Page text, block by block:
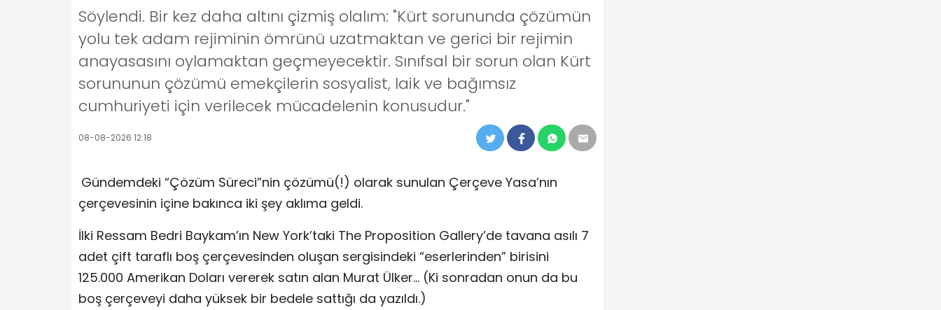
Söylendi. Bir kez daha altını çizmiş olalım: "Kürt sorununda çözümün
yolu tek adam rejiminin ömrünü uzatmaktan ve gerici bir rejimin
anayasasını oylamaktan geçmeyecektir. Sınıfsal bir sorun olan Kürt
sorununun çözümü emekçilerin sosyalist, laik ve bağımsız
cumhuriyeti için verilecek mücadelenin konusudur."
08-08-2026 12:18
Gündemdeki “Çözüm Süreci”nin çözümü(!) olarak sunulan Çerçeve Yasa’nın
çerçevesinin içine bakınca iki şey aklıma geldi.
İlki Ressam Bedri Baykam’ın New York’taki The Proposition Gallery’de tavana asılı 7
adet çift taraflı boş çerçevesinden oluşan sergisindeki “eserlerinden” birisini
125.000 Amerikan Doları vererek satın alan Murat Ülker… (Ki sonradan onun da bu
boş çerçeveyi daha yüksek bir bedele sattığı da yazıldı.)